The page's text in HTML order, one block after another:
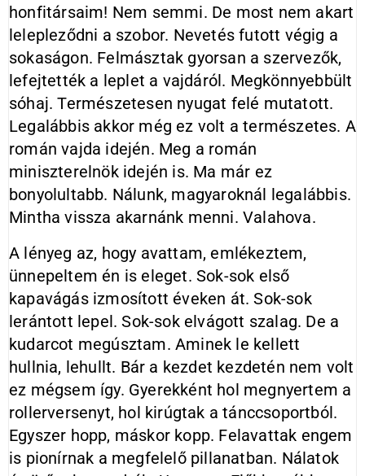
honfitársaim! Nem semmi. De most nem akart
lelepleződni a szobor. Nevetés futott végig a
sokaságon. Felmásztak gyorsan a szervezők,
lefejtették a leplet a vajdáról. Megkönnyebbült
sóhaj. Természetesen nyugat felé mutatott.
Legalábbis akkor még ez volt a természetes. A
román vajda idején. Meg a román
miniszterelnök idején is. Ma már ez
bonyolultabb. Nálunk, magyaroknál legalábbis.
Mintha vissza akarnánk menni. Valahova.
A lényeg az, hogy avattam, emlékeztem,
ünnepeltem én is eleget. Sok-sok első
kapavágás izmosított éveken át. Sok-sok
lerántott lepel. Sok-sok elvágott szalag. De a
kudarcot megúsztam. Aminek le kellett
hullnia, lehullt. Bár a kezdet kezdetén nem volt
ez mégsem így. Gyerekként hol megnyertem a
rollerversenyt, hol kirúgtak a tánccsoportból.
Egyszer hopp, máskor kopp. Felavattak engem
is pionírnak a megfelelő pillanatban. Nálatok